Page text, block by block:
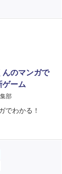
んのマンガで
ゲーム
部
でわかる！